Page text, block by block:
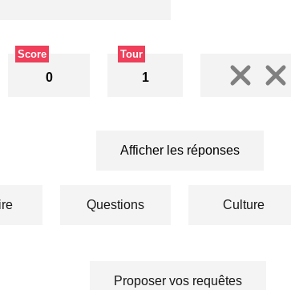
Score
0
Tour
1
Afficher les réponses
Questions Culture
Proposer vos requêtes